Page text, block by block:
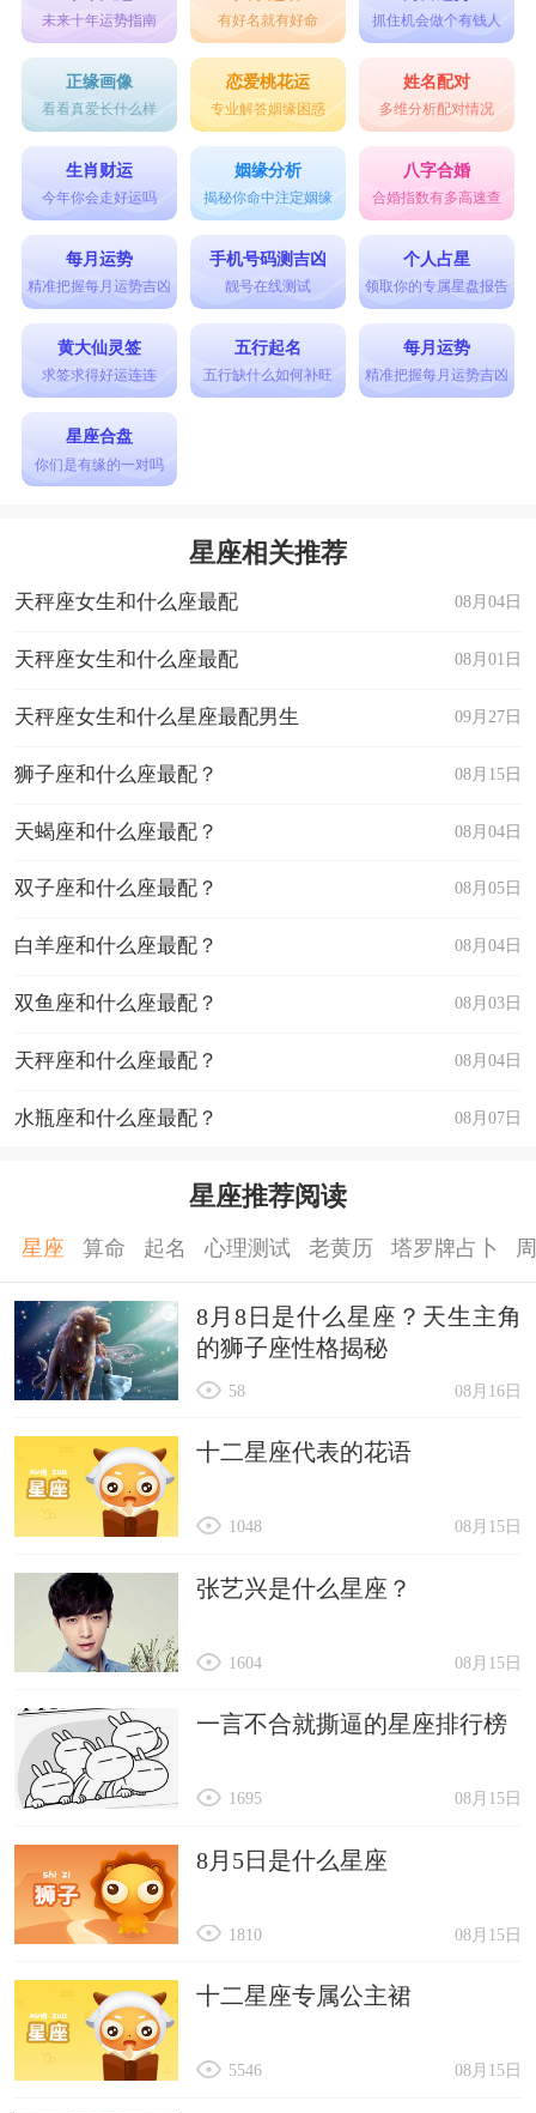
未来十年运势指南 有好名就有好命 抓住机会做个有钱人
正缘画像
看看真爱长什么样
恋爱桃花运
专业解答姻缘困惑
姓名配对
多维分析配对情况
生肖财运
今年你会走好运吗
姻缘分析
揭秘你命中注定姻缘
八字合婚
合婚指数有多高速查
每月运势
精准把握每月运势吉凶
手机号码测吉凶
靓号在线测试
个人占星
领取你的专属星盘报告
黄大仙灵签
求签求得好运连连
五行起名
五行缺什么如何补旺
每月运势
精准把握每月运势吉凶
星座合盘
你们是有缘的一对吗
星座相关推荐
08月04日
天秤座女生和什么座最配
08月01日
天秤座女生和什么座最配
09月27日
天秤座女生和什么星座最配男生
08月15日
狮子座和什么座最配？
08月04日
天蝎座和什么座最配？
08月05日
双子座和什么座最配？
08月04日
白羊座和什么座最配？
08月03日
双鱼座和什么座最配？
08月04日
天秤座和什么座最配？
08月07日
水瓶座和什么座最配？
星座推荐阅读
星座 算命 起名 心理测试 老黄历 塔罗牌占卜
8月8日是什么星座？天生主角
的狮子座性格揭秘
08月16日
58
十二星座代表的花语
08月15日
1048
张艺兴是什么星座？
08月15日
1604
一言不合就撕逼的星座排行榜
08月15日
1695
8月5日是什么星座
08月15日
1810
十二星座专属公主裙
08月15日
5546